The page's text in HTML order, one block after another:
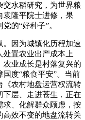
水稻研究，为世界粮
袁隆平院士进修，果
的“好种子”。
因为城镇化历程加速
置农业出产成本上
业成长是村落复兴的
度“粮食平安”。当前
《农村地盘运营权流转
下层、走进苍生，正在
求、化解群众顾虑，按
高效不变的地盘流转关